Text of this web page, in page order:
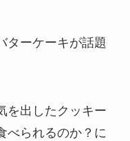
ターケーキが話題
を出したクッキー
べられるのか？に